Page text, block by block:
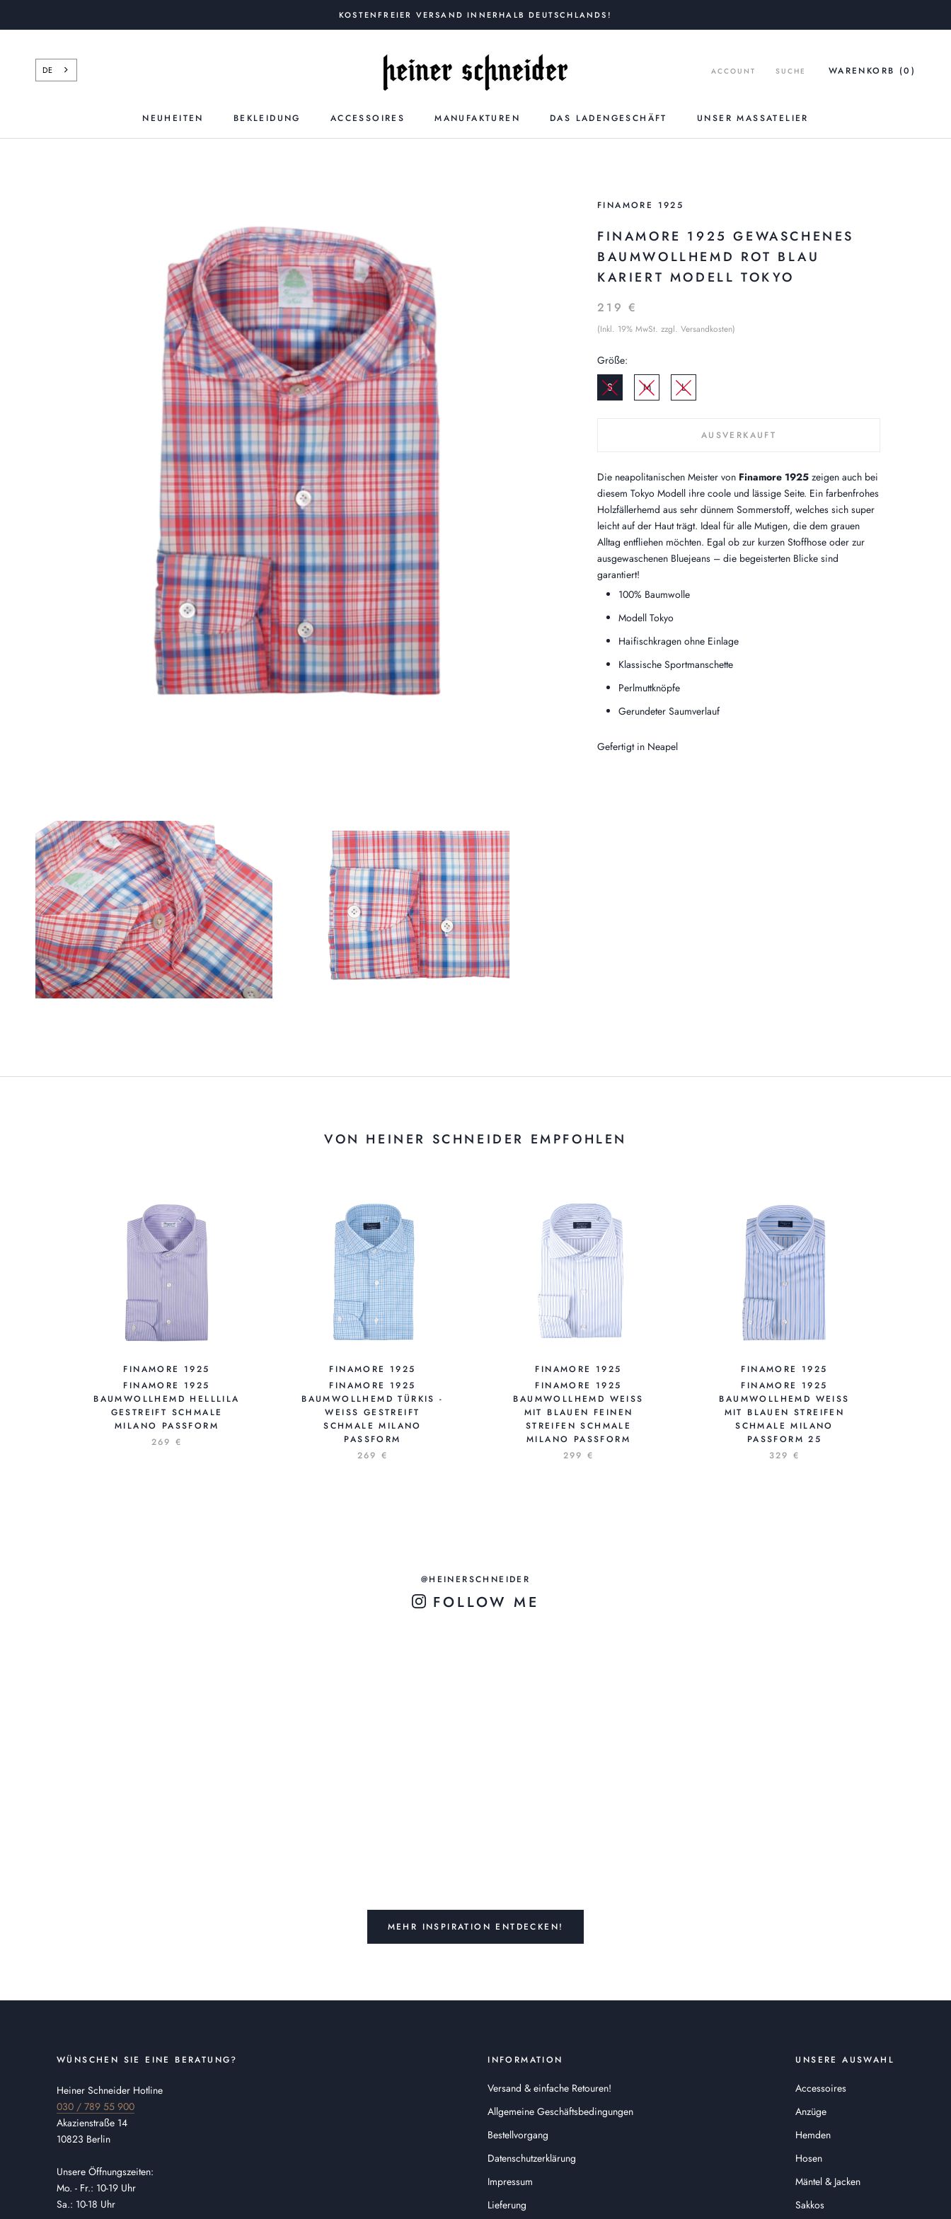
KOSTENFREIER VERSAND INNERHALB DEUTSCHLANDS!
NEUHEITEN
BEKLEIDUNG ACCESSOIRES MANUFAKTUREN DAS LADENGESCHÄFT
UNSER MASSATELIER
DE ACCOUNT SUCHE WARENKORB (0 )
FINAMORE 1925
FINAMORE 1925 GEWASCHENES
BAUMWOLLHEMD ROT BLAU
KARIERT MODELL TOKYO
219 €
(Inkl. 19% MwSt. zzgl. Versandkosten)
Größe:
S
M L
AUSVERKAUFT
Die neapolitanischen Meister von Finamore 1925 zeigen auch bei
diesem Tokyo Modell ihre coole und lässige Seite. Ein farbenfrohes
Holzfällerhemd aus sehr dünnem Sommerstoff, welches sich super
leicht auf der Haut trägt. Ideal für alle Mutigen, die dem grauen
Alltag entfliehen möchten. Egal ob zur kurzen Stoffhose oder zur
ausgewaschenen Bluejeans – die begeisterten Blicke sind
garantiert!
100% Baumwolle
Modell Tokyo
Haifischkragen ohne Einlage
Klassische Sportmanschette
Perlmuttknöpfe
Gerundeter Saumverlauf
Gefertigt in Neapel
VON HEINER SCHNEIDER EMPFOHLEN
FINAMORE 1925
FINAMORE 1925
BAUMWOLLHEMD HELLLILA
GESTREIFT SCHMALE
MILANO PASSFORM
269 €
FINAMORE 1925
FINAMORE 1925
BAUMWOLLHEMD TÜRKIS -
WEISS GESTREIFT
SCHMALE MILANO
PASSFORM
269 €
FINAMORE 1925
FINAMORE 1925
BAUMWOLLHEMD WEISS M
IT BLAUEN FEINEN S
TREIFEN SCHMALE M
ILANO PASSFORM
299 €
FINAMORE 1925
FINAMORE 1925
BAUMWOLLHEMD WEISS M
IT BLAUEN STREIFEN S
CHMALE MILANO P
ASSFORM 25
329 €
@HEINERSCHNEIDER
FOLLOW ME
MEHR INSPIRATION ENTDECKEN!
WÜNSCHEN SIE EINE BERATUNG?
Heiner Schneider Hotline
030 / 789 55 900
Akazienstraße 14
10823 Berlin
Unsere Öffnungszeiten:
Mo. - Fr.: 10-19 Uhr
Sa.: 10-18 Uhr
INFORMATION
Versand & einfache Retouren!
Allgemeine Geschäftsbedingungen
Bestellvorgang
Datenschutzerklärung
Impressum
Lieferung
UNSERE AUSWAHL
Accessoires
Anzüge
Hemden
Hosen
Mäntel & Jacken
Sakkos